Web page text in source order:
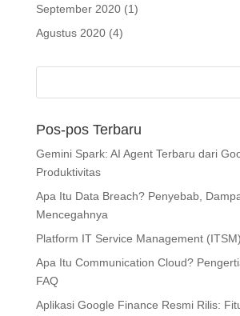
September 2020(1)
Agustus 2020(4)
Pos-pos Terbaru
Gemini Spark: AI Agent Terbaru dari
Produktivitas
Apa Itu Data Breach? Penyebab,
Mencegahnya
Platform IT Service Management
Apa Itu Communication Cloud?
FAQ
Aplikasi Google Finance Resmi Rilis: